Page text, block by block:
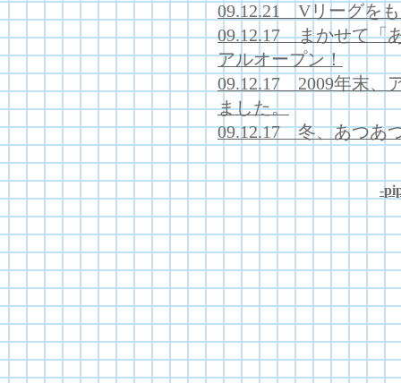
09.12.21 Vリーグを
09.12.17 まかせて「
アルオープン！
09.12.17 2009年末、
ました。
09.12.17 冬、あつあ
-